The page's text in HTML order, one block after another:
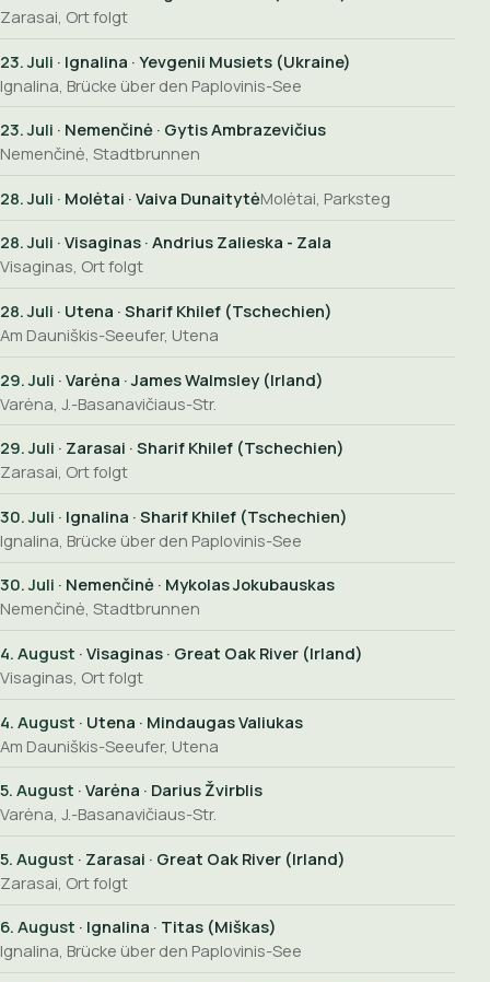
Zarasai, Ort folgt
23. Juli · Ignalina · Yevgenii Musiets (Ukraine)
Ignalina, Brücke über den Paplovinis-See
23. Juli · Nemenčinė · Gytis Ambrazevičius
Nemenčinė, Stadtbrunnen
28. Juli · Molėtai · Vaiva DunaitytėMolėtai, Parksteg
28. Juli · Visaginas · Andrius Zalieska - Zala
Visaginas, Ort folgt
28. Juli · Utena · Sharif Khilef (Tschechien)
Am Dauniškis-Seeufer, Utena
29. Juli · Varėna · James Walmsley (Irland)
Varėna, J.-Basanavičiaus-Str.
29. Juli · Zarasai · Sharif Khilef (Tschechien)
Zarasai, Ort folgt
30. Juli · Ignalina · Sharif Khilef (Tschechien)
Ignalina, Brücke über den Paplovinis-See
30. Juli · Nemenčinė · Mykolas Jokubauskas
Nemenčinė, Stadtbrunnen
4. August · Visaginas · Great Oak River (Irland)
Visaginas, Ort folgt
4. August · Utena · Mindaugas Valiukas
Am Dauniškis-Seeufer, Utena
5. August · Varėna · Darius Žvirblis
Varėna, J.-Basanavičiaus-Str.
5. August · Zarasai · Great Oak River (Irland)
Zarasai, Ort folgt
6. August · Ignalina · Titas (Miškas)
Ignalina, Brücke über den Paplovinis-See